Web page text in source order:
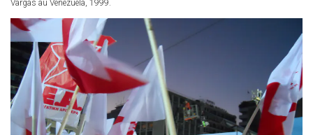
Vargas au Venezuela, 1999.